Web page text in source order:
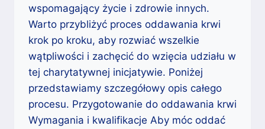
wspomagający życie i zdrowie innych.
Warto przybliżyć proces oddawania krwi
krok po kroku, aby rozwiać wszelkie
wątpliwości i zachęcić do wzięcia udziału w
tej charytatywnej inicjatywie. Poniżej
przedstawiamy szczegółowy opis całego
procesu. Przygotowanie do oddawania krwi
Wymagania i kwalifikacje Aby móc oddać